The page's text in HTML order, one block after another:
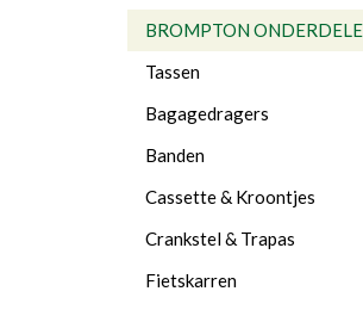
BROMPTON
Tassen
Bagagedragers
Banden
Cassette & Kroontjes
Crankstel & Trapas
Fietskarren